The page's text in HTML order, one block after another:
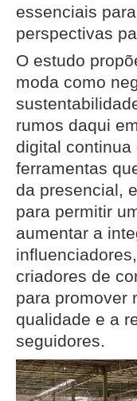
essenciais
perspectivas
O estudo
moda como
rumos daqui
digital continua
ferramentas
da presencial,
para permitir
aumentar a
criadores de
para promover
qualidade e a
seguidores.